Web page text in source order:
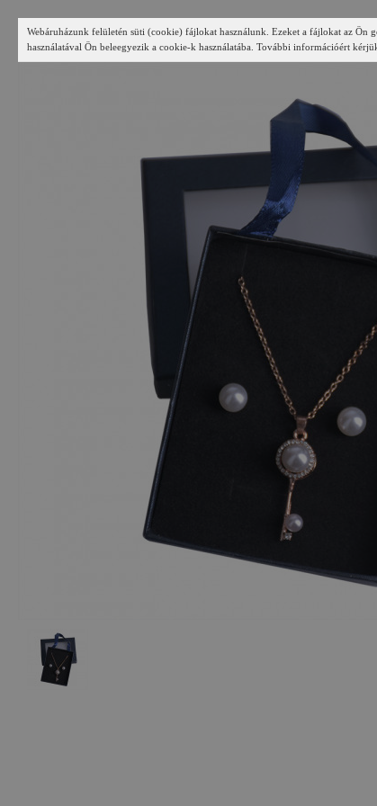
Webáruházunk felületén süti (cookie) fájlokat használunk. Ezeket a fájlokat az Ön
használatával Ön beleegyezik a cookie-k használatába. További információért